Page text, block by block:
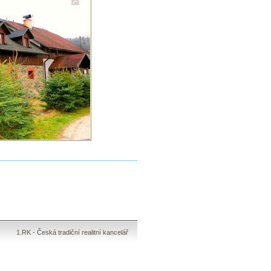
1.RK - Česká tradiční realitní kancelář